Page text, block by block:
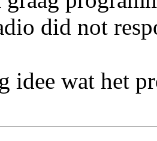
did not
idee wat het